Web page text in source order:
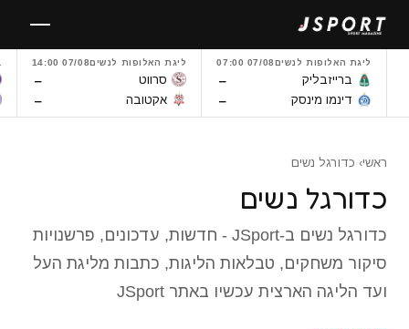
לתוכן
ליגת האלופות לנשים07/08 07:00
ברייזבליק –
דינמו מינסק –
ליגת האלופות לנשים07/08 14:00
סרווט –
אקטובה –
ראשי› כדורגל נשים
כדורגל נשים
כדורגל נשים ב-JSport - חדשות, עדכונים, פרשנויות
סיקור משחקים, טבלאות הליגות, כתבות מליגת העל
ועד הליגה הארצית עכשיו באתר JSport